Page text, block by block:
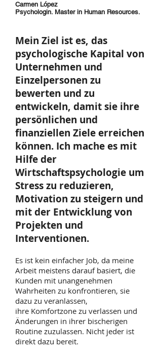
Carmen López
Psychologin. Master in Human Resources.
Mein Ziel ist es, das
psychologische Kapital von
Unternehmen und
Einzelpersonen zu
bewerten und zu
entwickeln, damit sie ihre
persönlichen und
finanziellen Ziele erreichen
können. Ich mache es mit
Hilfe der
Wirtschaftspsychologie um
Stress zu reduzieren,
Motivation zu steigern und
mit der Entwicklung von
Projekten und
Interventionen.
Es ist kein einfacher Job, da meine
Arbeit meistens darauf basiert, die
Kunden mit unangenehmen
Wahrheiten zu konfrontieren, sie
dazu zu veranlassen,
ihre Komfortzone zu verlassen und
Änderungen in ihrer bischerigen
Routine zuzulassen. Nicht jeder ist
direkt dazu bereit.